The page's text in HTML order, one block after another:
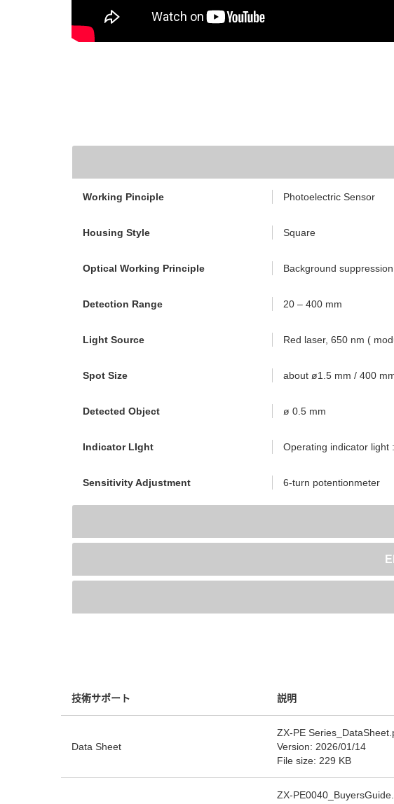
Working Pinciple Photoelectric Sensor
Housing Style Square
Optical Working Principle Background
Detection Range 20 – 400 mm
Light Source Red laser, 650 nm (
Spot Size about ø1.5 mm / 400
Detected Object ø 0.5 mm
Indicator LIght Operating indicator light
Sensitivity Adjustment 6-turn potentionmeter
技術サポート 説明
Data Sheet
ZX-PE
Version: 2026/01/14
File size: 229 KB
ZX-